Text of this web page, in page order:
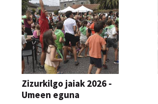
Zizurkilgo jaiak 2026 -
Umeen eguna